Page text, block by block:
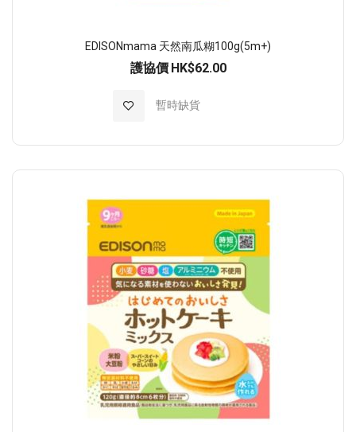
EDISONmama 天然南瓜糊100g(5m+)
護協價 HK$62.00
暫時缺貨
加入至願望清單